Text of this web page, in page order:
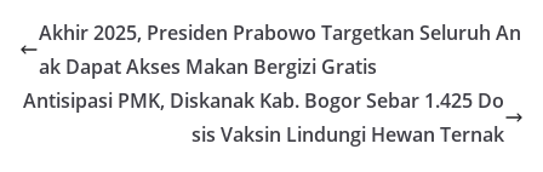
e
b
o
er l s
A
p
p
e
st
e
Akhir 2025, Presiden Prabowo Targetkan Seluruh An
ak Dapat Akses Makan Bergizi Gratis
Antisipasi PMK, Diskanak Kab. Bogor Sebar 1.425 Do
sis Vaksin Lindungi Hewan Ternak